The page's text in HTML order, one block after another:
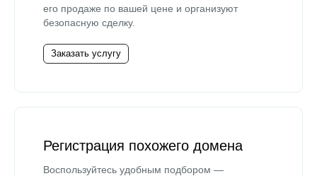
его продаже по вашей цене и организуют
безопасную сделку.
Заказать услугу
Регистрация похожего домена
Воспользуйтесь удобным подбором —